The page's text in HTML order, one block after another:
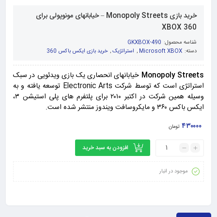
خرید بازی Monopoly Streets – خیابانهای مونوپولی برای
XBOX 360
شناسه محصول: GKXBOX-490
دسته: Microsoft XBOX
, استراتژیک, خرید بازی ایکس باکس 360
Monopoly Streets خیابانهای انحصاری یک بازی ویدئویی در سبک
استراتژی است که توسط شرکت Electronic Arts توسعه یافته و به
وسیله همین شرکت در اکتبر ۲۰۱۰ برای پلتفرم های پلی استیشن ۳،
ایکس باکس ۳۶۰ و مایکروسافت ویندوز منتشر شده است.
۴۳۰۰۰۰ تومان
افزودن به سبد خرید
موجود در انبار